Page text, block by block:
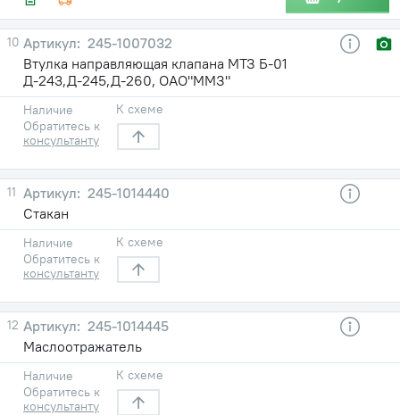
10
245-1007032
Втулка направляющая клапана МТЗ Б-01
Д-243,Д-245,Д-260, ОАО"ММЗ"
Наличие
Обратитесь к
консультанту
К схеме
11
245-1014440
Стакан
Наличие
Обратитесь к
консультанту
К схеме
12
245-1014445
Маслоотражатель
Наличие
Обратитесь к
консультанту
К схеме